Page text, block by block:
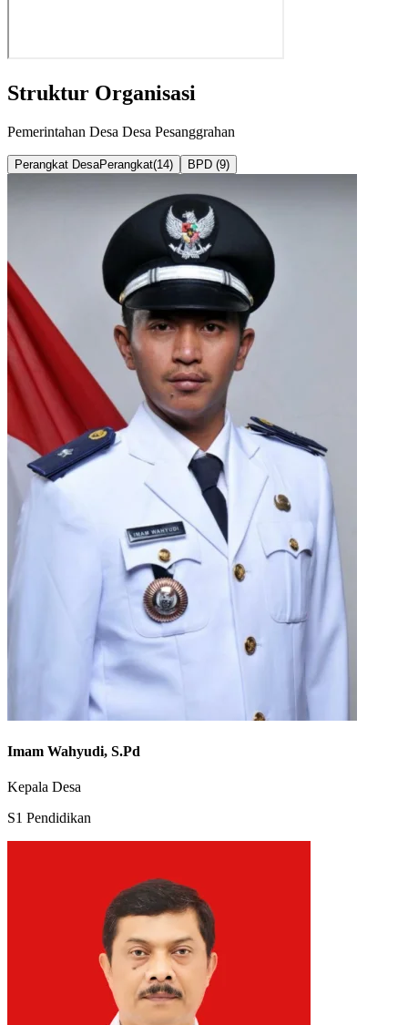
Struktur Organisasi
Pemerintahan Desa Desa Pesanggrahan
Perangkat DesaPerangkat(14) BPD (9)
Imam Wahyudi, S.Pd
Kepala Desa
S1 Pendidikan